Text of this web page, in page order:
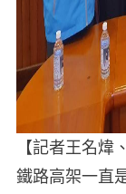
【記者王名煒
鐵路高架一直